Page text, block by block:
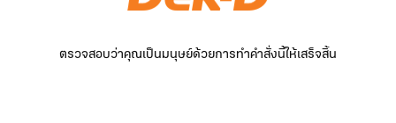
ตรวจสอบว่าคุณเป็นมนุษย์ด้วยการทำคำสั่งนี้ให้เสร็จสิ้น